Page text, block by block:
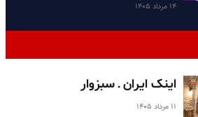
۱۴ مرداد ۱۴۰۵
اینک ایران ـ سبزوار
۱۱ مرداد ۱۴۰۵